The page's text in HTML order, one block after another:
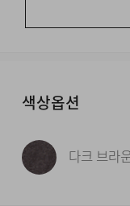
색상옵션
다크 브라